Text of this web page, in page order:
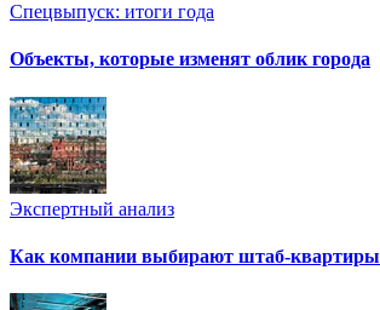
Спецвыпуск: итоги года
Объекты, которые изменят облик города
Экспертный анализ
Как компании выбирают штаб-квартиры